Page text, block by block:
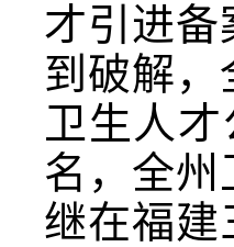
才引进备
到破解，
卫生人
名，全州
继在福建